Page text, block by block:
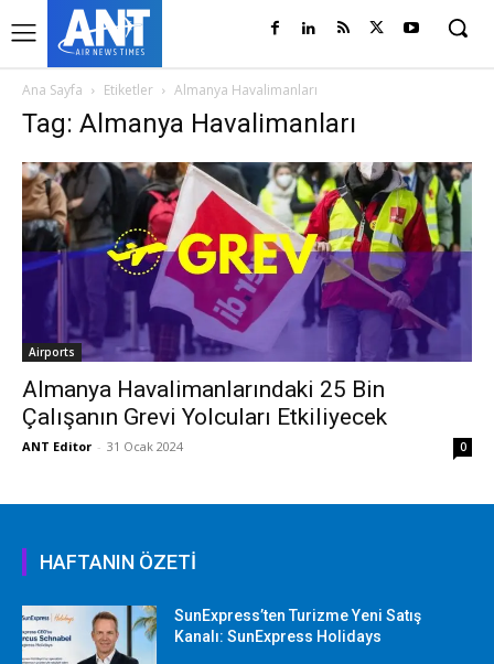
Ana Sayfa Etiketler Almanya Havalimanları
Tag: Almanya Havalimanları
Airports
Almanya Havalimanlarındaki 25 Bin
Çalışanın Grevi Yolcuları Etkiliyecek
ANT Editor - 31 Ocak 2024 0
HAFTANIN ÖZETİ
SunExpress’ten Turizme Yeni Satış
Kanalı: SunExpress Holidays